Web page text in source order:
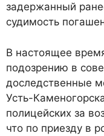
задержанный
судимость
В настоящее
подозрению в
доследственные
Усть-
полицейских за
что по приезду в